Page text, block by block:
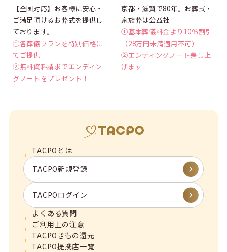
【全国対応】お客様に安心・
ご満足頂けるお葬式を提供し
ております。
①各葬儀プランを特別価格に
てご提供
②無料資料請求でエンディン
グノートをプレゼント！
京都・滋賀で80年。お葬式・
家族葬は公益社
①基本葬儀料金より10％割引
（28万円未満適用不可）
②エンディングノート差し上
げます
TACPOとは
TACPO新規登録
TACPOログイン
よくある質問
ご利用上の注意
TACPOきもの還元
TACPO提携店一覧